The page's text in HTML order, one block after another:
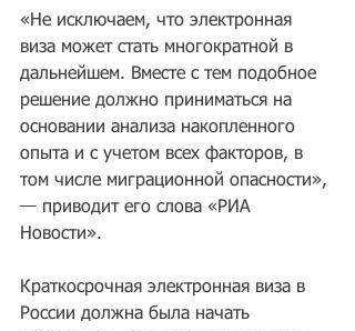
«Не исключаем, что электронная
виза может стать многократной в
дальнейшем. Вместе с тем подобное
решение должно приниматься на
основании анализа накопленного
опыта и с учетом всех факторов, в
том числе миграционной опасности»,
— приводит его слова «РИА
Новости».
Краткосрочная электронная виза в
России должна была начать